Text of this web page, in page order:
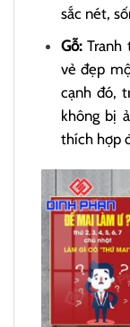
sắc nét,
Gỗ:Tranh
vẻ đẹp
cạnh đó,
không bị
thích hợp